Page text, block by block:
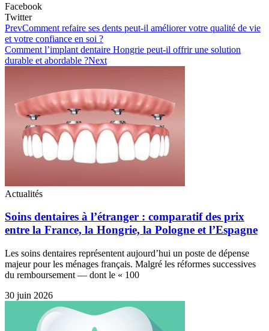
Facebook
Twitter
PrevComment refaire ses dents peut-il améliorer votre qualité de vie
et votre confiance en soi ?
Comment l’implant dentaire Hongrie peut-il offrir une solution
durable et abordable ?Next
Actualités
Soins dentaires à l’étranger : comparatif des prix
entre la France, la Hongrie, la Pologne et l’Espagne
Les soins dentaires représentent aujourd’hui un poste de dépense
majeur pour les ménages français. Malgré les réformes successives
du remboursement — dont le « 100
30 juin 2026